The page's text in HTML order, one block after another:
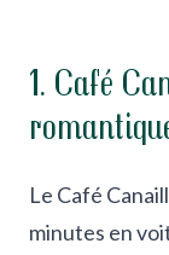
1. Café
Le Café
minutes en